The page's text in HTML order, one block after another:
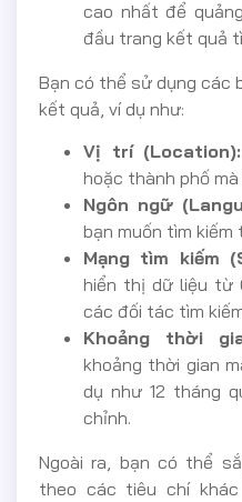
cao nhất để
đầu trang kết quả
Bạn có thể sử dụng các
kết quả, ví dụ như:
Vị trí (Location):
hoặc thành phố
Ngôn ngữ
bạn muốn tìm kiếm
Mạng tìm kiếm
hiển thị dữ liệu từ
các đối tác tìm
Khoảng thời
khoảng thời gian
dụ như 12 tháng
chỉnh.
Ngoài ra, bạn có thể
theo các tiêu chí